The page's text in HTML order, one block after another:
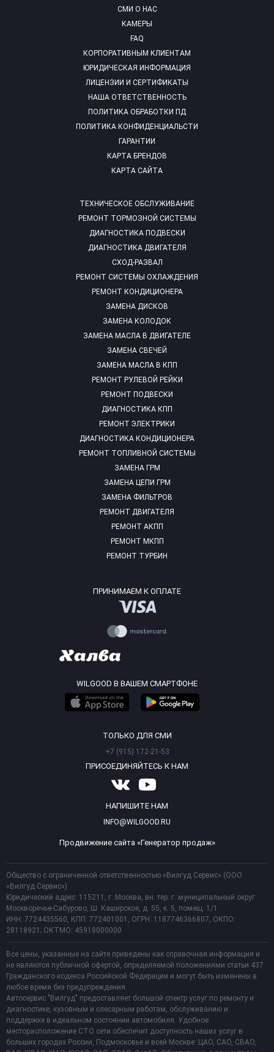
СМИ О НАС
КАМЕРЫ
FAQ
ТЕХНИЧЕСКОЕ ОБСЛУЖИВАНИЕ
РЕМОНТ ТОРМОЗНОЙ СИСТЕМЫ
ДИАГНОСТИКА ПОДВЕСКИ
ДИАГНОСТИКА ДВИГАТЕЛЯ
СХОД-РАЗВАЛ
РЕМОНТ СИСТЕМЫ ОХЛАЖДЕНИЯ
РЕМОНТ КОНДИЦИОНЕРА
ЗАМЕНА ДИСКОВ
ЗАМЕНА КОЛОДОК
ЗАМЕНА МАСЛА В ДВИГАТЕЛЕ
ЗАМЕНА СВЕЧЕЙ
ЗАМЕНА МАСЛА В КПП
РЕМОНТ РУЛЕВОЙ РЕЙКИ
РЕМОНТ ПОДВЕСКИ
ДИАГНОСТИКА КПП
РЕМОНТ ЭЛЕКТРИКИ
ДИАГНОСТИКА КОНДИЦИОНЕРА
РЕМОНТ ТОПЛИВНОЙ СИСТЕМЫ
ЗАМЕНА ГРМ
ЗАМЕНА ЦЕПИ ГРМ
ЗАМЕНА ФИЛЬТРОВ
РЕМОНТ ДВИГАТЕЛЯ
РЕМОНТ АКПП
РЕМОНТ МКПП
РЕМОНТ ТУРБИН
КОРПОРАТИВНЫМ КЛИЕНТАМ
ЮРИДИЧЕСКАЯ ИНФОРМАЦИЯ
ЛИЦЕНЗИИ И СЕРТИФИКАТЫ
НАША ОТВЕТСТВЕННОСТЬ
ПОЛИТИКА ОБРАБОТКИ ПД
ПОЛИТИКА КОНФИДЕНЦИАЛЬСТИ
ГАРАНТИИ
КАРТА БРЕНДОВ
КАРТА САЙТА
ПРИНИМАЕМ К ОПЛАТЕ
WILGOOD В ВАШЕМ СМАРТФОНЕ
ТОЛЬКО ДЛЯ СМИ
+7 (915) 172-21-53
ПРИСОЕДИНЯЙТЕСЬ К НАМ
НАПИШИТЕ НАМ
INFO@WILGOOD.RU
Продвижение сайта «Генератор продаж»
Общество с ограниченной ответственностью «Вилгуд Сервис» (ООО
«Вилгуд Сервис»)
Юридический адрес: 115211, г. Москва, вн. тер. г. муниципальный округ
Москворечье-Сабурово, Ш. Каширское, д. 55, к. 5, помещ. 1/1.
ИНН: 7724435560, КПП: 772401001, ОГРН: 1187746366807, ОКПО:
28118921; ОКТМО: 45918000000
Все цены, указанные на сайте приведены как справочная информация и
не являются публичной офертой, определяемой положениями статьи 437
Гражданского кодекса Российской Федерации и могут быть изменены в
любое время без предупреждения.
Автосервис "Вилгуд" предоставляет большой спектр услуг по ремонту и
диагностике, кузовным и слесарным работам, обслуживанию и
поддержке в идеальном состоянии автомобиля. Удобное
месторасположение СТО сети обеспечит доступность наших услуг в
больших городах России, Подмосковье и всей Москве: ЦАО, САО, СВАО,